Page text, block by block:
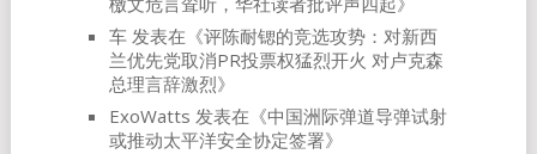
车发表在《评陈耐锶的竞选攻势：对新西
兰优先党取消PR投票权猛烈开火 对卢克森
总理言辞激烈》
ExoWatts 发表在《中国洲际弹道导弹试射
或推动太平洋安全协定签署》